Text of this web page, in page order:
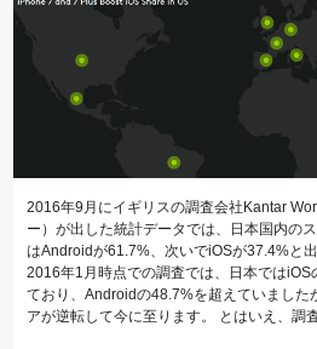
2016年9月にイギリスの調査会社Kantar
ー）が出した統計データでは、日本国内の
はAndroidが61.7%、次いでiOSが37.4%と
2016年1月時点での調査では、日本では
ており、Androidの48.7%を超えていました
アが逆転して今に至ります。 とはいえ、調
きく変わるのはよくあることですので、定